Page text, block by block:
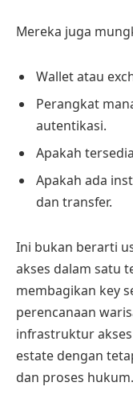
Mereka juga
Wallet atau
Perangkat
autentikasi.
Apakah
Apakah ada
dan transfer.
Ini bukan berarti
akses dalam satu
membagikan key
perencanaan
infrastruktur
estate dengan
dan proses hukum.